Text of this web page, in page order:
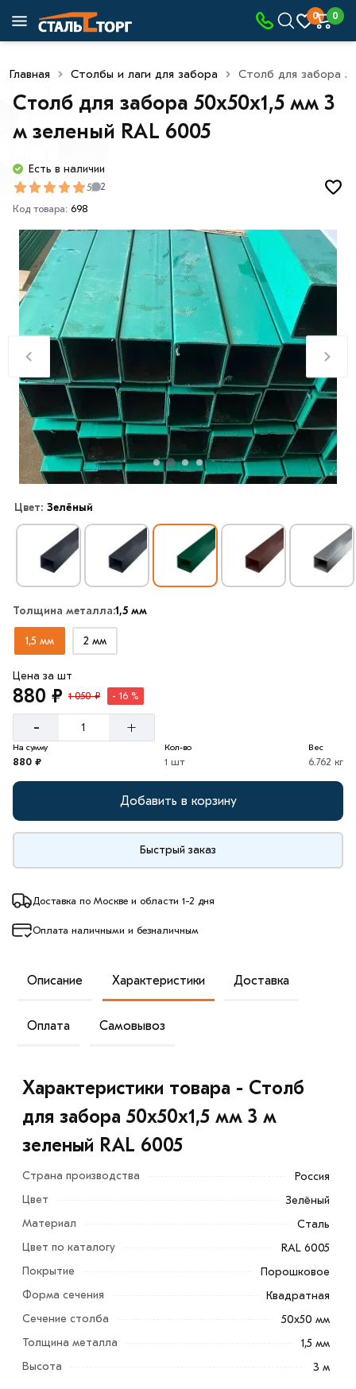
0 0
Главная Столбы и лаги для забора Столб для забора
Столб для забора 50х50х1,5 мм 3
м зеленый RAL 6005
Есть в наличии
5 2
Код товара: 698
Цвет: Зелёный
Толщина металла:1,5 мм
1,5 мм 2 мм
Цена за шт
880 ₽ 1 050 ₽ - 16 %
- +
На сумму
880 ₽
Кол-во
1 шт
Вес
6.762 кг
Добавить в корзину
Быстрый заказ
Доставка по Москве и области 1-2 дня
Оплата наличными и безналичным
Описание Характеристики Доставка
Оплата Самовывоз
Характеристики товара - Столб
для забора 50х50х1,5 мм 3 м
зеленый RAL 6005
Страна производства
Россия
Цвет
Зелёный
Материал
Сталь
Цвет по каталогу
RAL 6005
Покрытие
Порошковое
Форма сечения
Квадратная
Сечение столба
50х50 мм
Толщина металла
1,5 мм
Высота
3 м